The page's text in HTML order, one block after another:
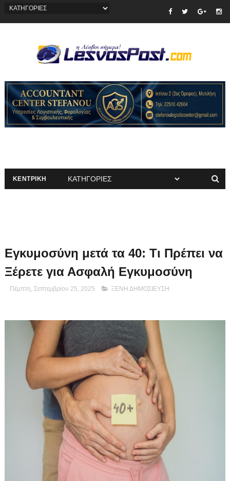
ΚΕΝΤΡΙΚΗ
Εγκυμοσύνη μετά τα 40: Τι Πρέπει να
Ξέρετε για Ασφαλή Εγκυμοσύνη
Πέμπτη, Σεπτεμβρίου 25, 2025 ΞΕΝΗ ΔΗΜΟΣΙΕΥΣΗ